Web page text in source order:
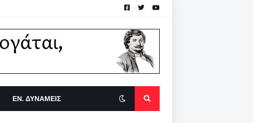
ΕΝ. ΔΥΝΑΜΕΙΣ